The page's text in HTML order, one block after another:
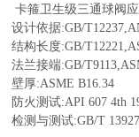
卡箍卫生级三通球阀
设计依据:GB/
结构长度:GB/
法兰接端:GB/
壁厚:ASME B16.34
防火测试:API 607 4th
检测与测试:GB/T